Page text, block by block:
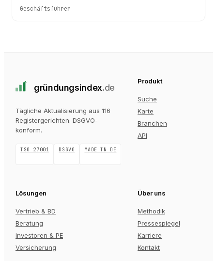
Geschäftsführer
gründungsindex.de
Tägliche Aktualisierung aus 116
Registergerichten. DSGVO-
konform.
ISO 27001 DSGVO MADE IN DE
Produkt
Suche
Karte
Branchen
API
Lösungen
Vertrieb & BD
Beratung
Investoren & PE
Versicherung
Über uns
Methodik
Pressespiegel
Karriere
Kontakt